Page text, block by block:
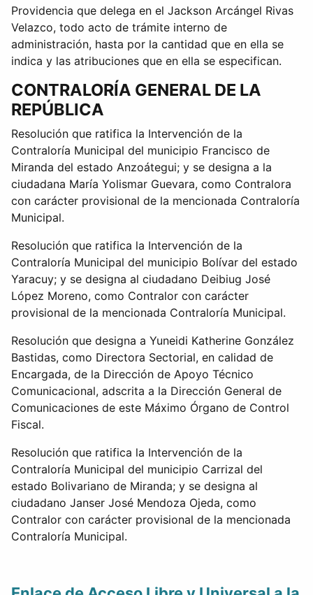
Providencia que delega en el Jackson Arcángel Rivas
Velazco, todo acto de trámite interno de
administración, hasta por la cantidad que en ella se
indica y las atribuciones que en ella se especifican.
CONTRALORÍA GENERAL DE LA
REPÚBLICA
Resolución que ratifica la Intervención de la
Contraloría Municipal del municipio Francisco de
Miranda del estado Anzoátegui; y se designa a la
ciudadana María Yolismar Guevara, como Contralora
con carácter provisional de la mencionada Contraloría
Municipal.
Resolución que ratifica la Intervención de la
Contraloría Municipal del municipio Bolívar del estado
Yaracuy; y se designa al ciudadano Deibiug José
López Moreno, como Contralor con carácter
provisional de la mencionada Contraloría Municipal.
Resolución que designa a Yuneidi Katherine González
Bastidas, como Directora Sectorial, en calidad de
Encargada, de la Dirección de Apoyo Técnico
Comunicacional, adscrita a la Dirección General de
Comunicaciones de este Máximo Órgano de Control
Fiscal.
Resolución que ratifica la Intervención de la
Contraloría Municipal del municipio Carrizal del
estado Bolivariano de Miranda; y se designa al
ciudadano Janser José Mendoza Ojeda, como
Contralor con carácter provisional de la mencionada
Contraloría Municipal.